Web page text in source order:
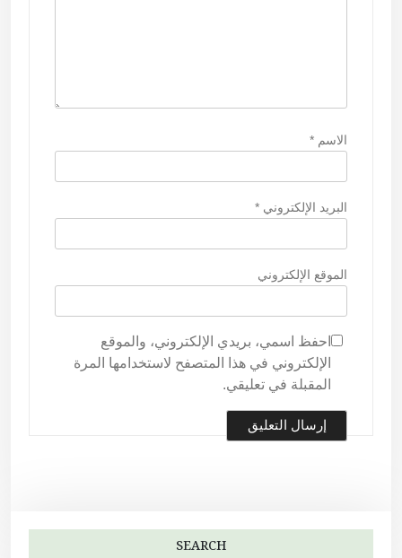
الاسم *
البريد الإلكتروني *
الموقع الإلكتروني
احفظ اسمي، بريدي الإلكتروني، والموقع
الإلكتروني في هذا المتصفح لاستخدامها المرة
المقبلة في تعليقي.
SEARCH